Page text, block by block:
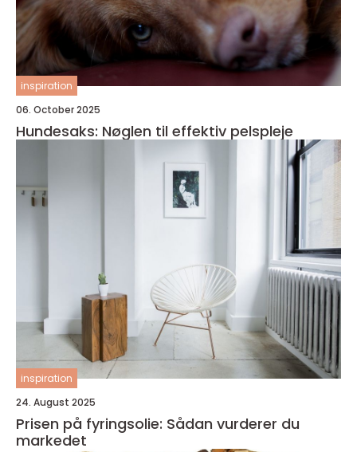
inspiration
06. October 2025
Hundesaks: Nøglen til effektiv pelspleje
inspiration
24. August 2025
Prisen på fyringsolie: Sådan vurderer du
markedet